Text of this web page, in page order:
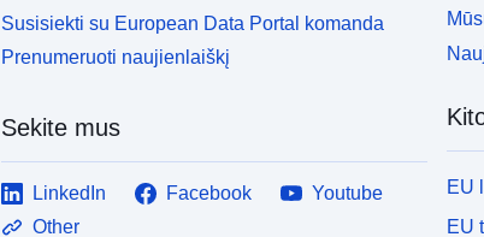
Susisiekti su European Data Portal komanda
Prenumeruoti naujienlaiškį
Sekite mus
LinkedIn Facebook
Youtube
Other
EU
EU